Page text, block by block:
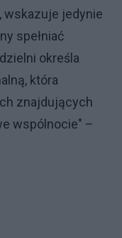
wskazuje jedynie
spełniać
określa
która
znajdujących
wspólnocie" –